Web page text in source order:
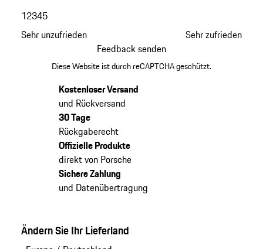
Sehr unzufrieden
12345
Sehr zufrieden
Feedback senden
Diese Website ist durch reCAPTCHA geschützt.
Kostenloser Versand
und Rückversand
30 Tage
Rückgaberecht
Offizielle Produkte
direkt von Porsche
Sichere Zahlung
und Datenübertragung
Ändern Sie Ihr Lieferland